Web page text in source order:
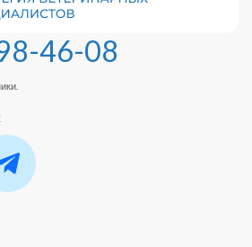
46-08